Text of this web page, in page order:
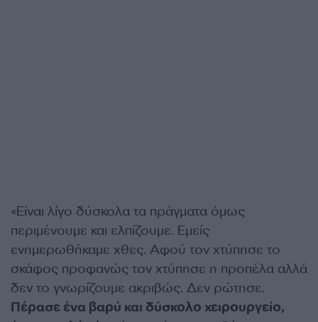
«Είναι λίγο δύσκολα τα πράγματα όμως
περιμένουμε και ελπίζουμε. Εμείς
ενημερωθήκαμε χθες. Αφού τον χτύπησε το
σκάφος προφανώς τον χτύπησε η προπέλα αλλά
δεν το γνωρίζουμε ακριβώς. Δεν ρώτησε.
Πέρασε ένα βαρύ και δύσκολο χειρουργείο,